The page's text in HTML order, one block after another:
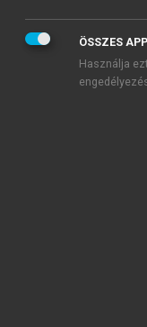
ÖSSZES
Használja